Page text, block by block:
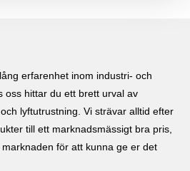
erfarenhet inom industri- och
oss hittar du ett brett urval av
lyftutrustning. Vi strävar alltid efter
till ett marknadsmässigt bra pris,
för att kunna ge er det